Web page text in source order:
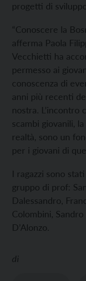
progetti di
“Conoscere la
afferma Paola
Vecchietti ha
permesso ai
conoscenza di
anni più recenti
nostra. L’incontro
scambi giovanili,
realtà, sono un
per i giovani di
I ragazzi sono
gruppo di prof:
Dalessandro,
Colombini,
D’Alonzo.
di